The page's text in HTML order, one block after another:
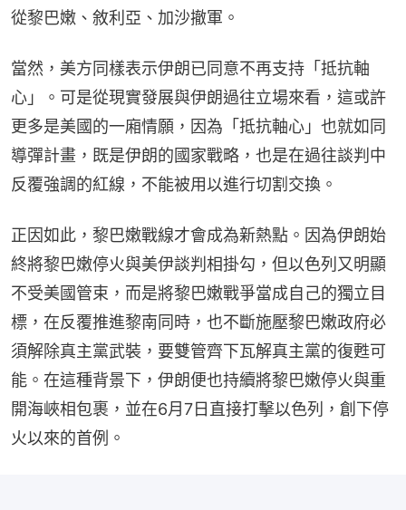
從黎巴嫩、敘利亞、加沙撤軍。
當然，美方同樣表示伊朗已同意不再支持「抵抗軸
心」。可是從現實發展與伊朗過往立場來看，這或許
更多是美國的一廂情願，因為「抵抗軸心」也就如同
導彈計畫，既是伊朗的國家戰略，也是在過往談判中
反覆強調的紅線，不能被用以進行切割交換。
正因如此，黎巴嫩戰線才會成為新熱點。因為伊朗始
終將黎巴嫩停火與美伊談判相掛勾，但以色列又明顯
不受美國管束，而是將黎巴嫩戰爭當成自己的獨立目
標，在反覆推進黎南同時，也不斷施壓黎巴嫩政府必
須解除真主黨武裝，要雙管齊下瓦解真主黨的復甦可
能。在這種背景下，伊朗便也持續將黎巴嫩停火與重
開海峽相包裹，並在6月7日直接打擊以色列，創下停
火以來的首例。